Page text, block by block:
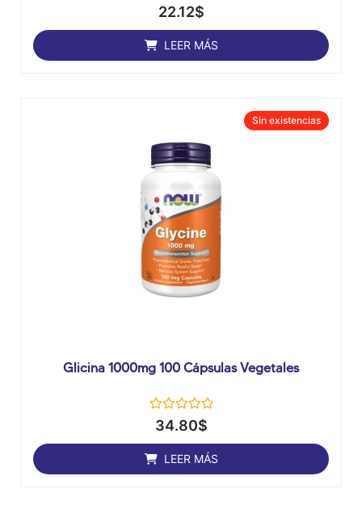
Valorado con
5.00
de 5 en
base a
valoración
de un cliente
22.12$
LEER MÁS
Glicina 1000mg 100 Cápsulas Vegetales
Valorado
con
0
de
5
Sin existencias
34.80$
LEER MÁS